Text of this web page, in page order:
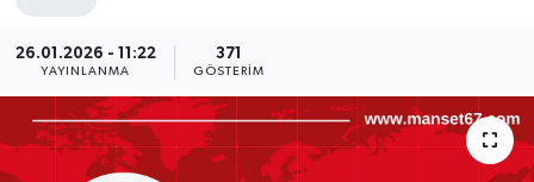
26.01.2026 - 11:22
YAYINLANMA
371
GÖSTERIM
Kültür-Sanat
Magazin
Medya